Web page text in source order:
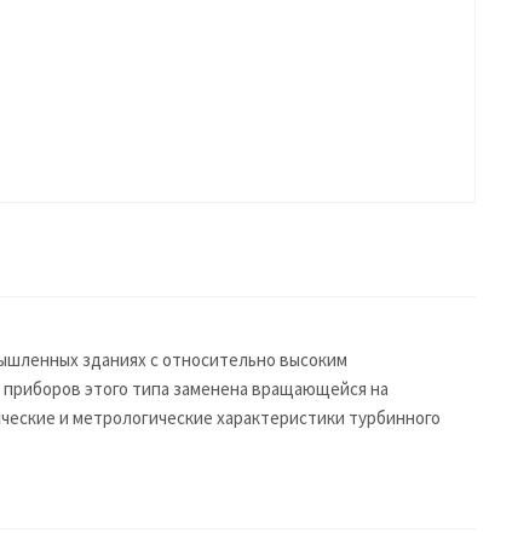
зданиях с относительно высоким
этого типа заменена вращающейся на
и метрологические характеристики турбинного